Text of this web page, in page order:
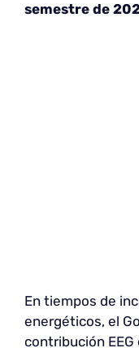
semestre de
En tiempos de
energéticos, el
contribución EEG